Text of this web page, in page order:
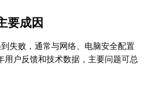
要成因
失败，通常与网络、电脑安全配置
户反馈和技术数据，主要问题可总